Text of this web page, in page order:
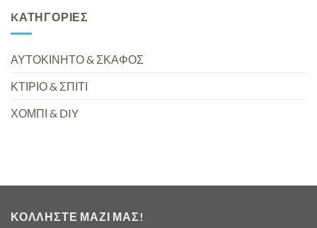
KΑΤΗΓΟΡΊΕΣ
ΑΥΤΟΚΙΝΗΤΟ & ΣΚΑΦΟΣ
ΚΤΙΡΙΟ & ΣΠΙΤΙ
ΧΟΜΠΙ & DIY
ΚΟΛΛΉΣΤΕ ΜΑΖΊ ΜΑΣ!